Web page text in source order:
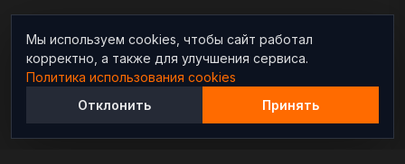
Мы используем cookies, чтобы сайт работал
корректно, а также для улучшения сервиса.
Политика использования cookies
Отклонить
Принять